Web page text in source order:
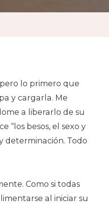
lo primero que
y cargarla. Me
a liberarlo de su
“los besos, el sexo y
determinación. Todo
Como si todas
al iniciar su